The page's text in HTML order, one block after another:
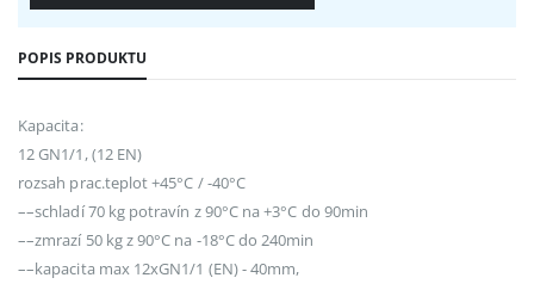
POPIS PRODUKTU
Kapacita:
12 GN1/1, (12 EN)
rozsah prac.teplot +45°C / -40°C
––schladí 70 kg potravín z 90°C na +3°C do 90min
––zmrazí 50 kg z 90°C na -18°C do 240min
––kapacita max 12xGN1/1 (EN) - 40mm,